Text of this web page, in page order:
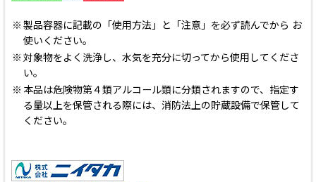
※ 製品容器に記載の「使用方法」と「注意」を必ず読んでから お
使いください。
※ 対象物をよく洗浄し、水気を充分に切ってから使用してくださ
い。
※ 本品は危険物第４類アルコール類に分類されますので、指定す
る量以上を保管される際には、消防法上の貯蔵設備で保管して
ください。